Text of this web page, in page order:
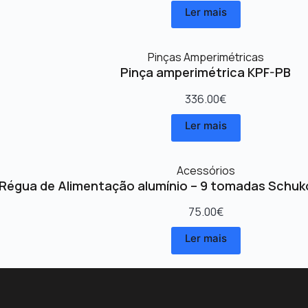
Ler mais
Pinças Amperimétricas
Pinça amperimétrica KPF-PB
336.00€
Ler mais
Acessórios
Régua de Alimentação alumínio – 9 tomadas
75.00€
Ler mais